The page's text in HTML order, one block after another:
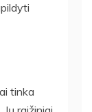
tinka